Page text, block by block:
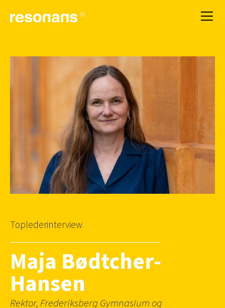
Toplederinterview
Maja Bødtcher-
Hansen
Rektor, Frederiksberg Gymnasium og